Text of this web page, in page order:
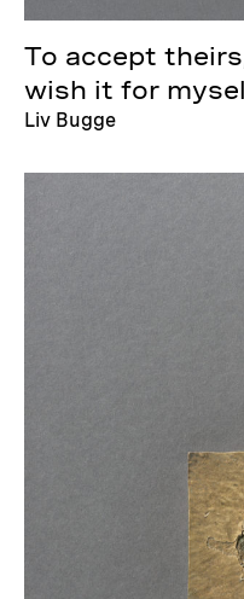
To accept
wish it for
Liv Bugge